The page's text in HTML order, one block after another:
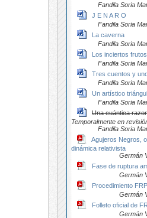
Fandila Soria
J E N A R O
Fandila Soria
La caverna
Fandila Soria
Los inciertos frutos
Fandila Soria
Tres cuentos y
Fandila Soria
Un artístico
Fandila Soria
Una cuántica
Temporalmente en
Fandila Soria
Agujeros Negros,
dinámica relativista
Germán
Fase de ruptura
Germán
Procedimiento FRP
Germán
Folleto oficial de
Germán